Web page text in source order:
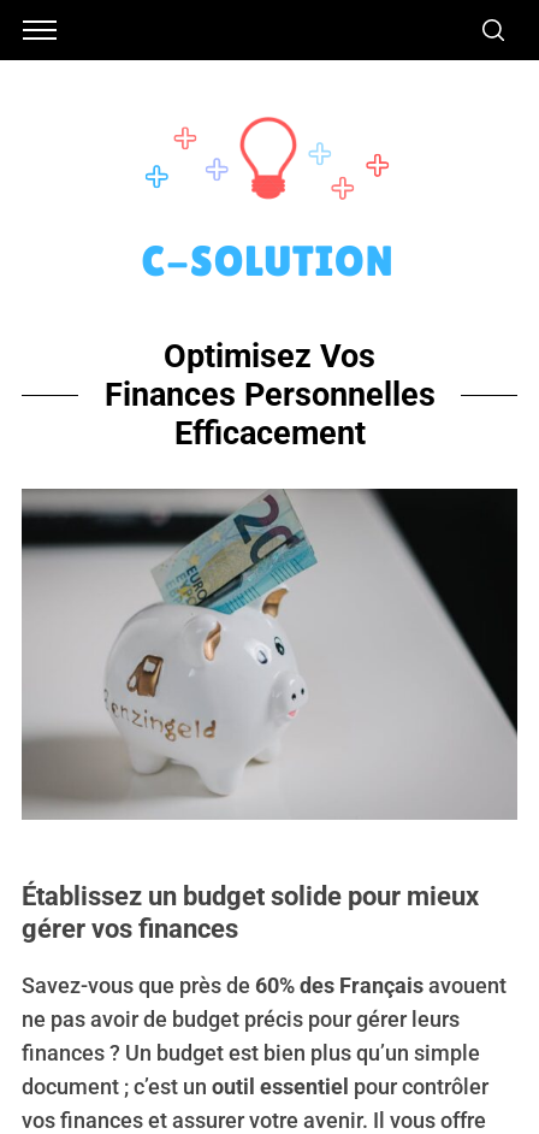
Optimisez Vos
Finances Personnelles
Efficacement
Établissez un budget solide pour mieux
gérer vos finances
Savez-vous que près de 60% des Françaisavouent
ne pas avoir de budget précis pour gérer leurs
finances ? Un budget est bien plus qu’un simple
document ; c’est un outil essentiel pour contrôler
vos finances et assurer votre avenir. Il vous offre